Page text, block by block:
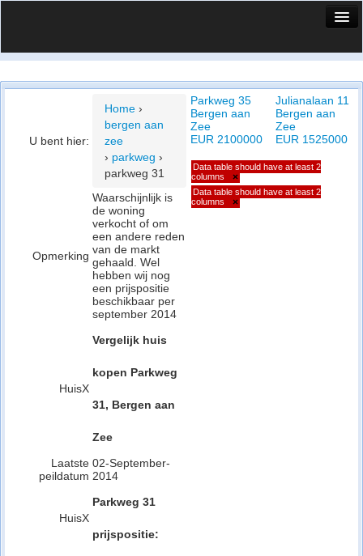
Vergelijk prijsposities - wijk
Nieuws
U bent hier:
Home ›
bergen aan
zee
› parkweg ›
parkweg 31
Opmerking
Waarschijnlijk is
de woning
verkocht of om
een andere reden
van de markt
gehaald. Wel
hebben wij nog
een prijspositie
beschikbaar per
september 2014
HuisX
Vergelijk huis
kopen Parkweg
31, Bergen aan
Zee
Laatste
peildatum
02-September-
2014
HuisX
Parkweg 31
prijspositie:
Parkweg 35
Bergen aan
Zee
EUR 2100000
Julianalaan 11
Bergen aan
Zee
EUR 1525000
Data table should have at least 2
columns
×
Data table should have at least 2
columns
×